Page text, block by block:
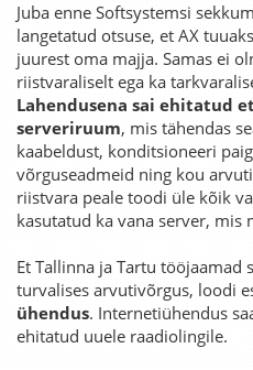
Juba enne Softsystemsi
langetatud otsuse, et AX
juurest oma majja. Samas ei
riistvaraliselt ega ka
Lahendusena sai ehitatud
serveriruum, mis tähendas
kaabeldust, konditsioneeri
võrguseadmeid ning kou
riistvara peale toodi üle kõik
kasutatud ka vana server, mis
Et Tallinna ja Tartu tööjaamad
turvalises arvutivõrgus, loodi
ühendus. Internetiühendus
ehitatud uuele raadiolingile.